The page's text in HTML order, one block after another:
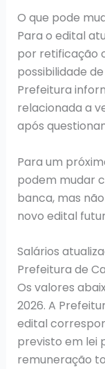
O que pode
Para o edital
por retificação
possibilidade
Prefeitura
relacionada a
após
Para um
podem mudar
banca, mas
novo edital
Salários
Prefeitura de
Os valores
2026. A
edital
previsto em lei
remuneração